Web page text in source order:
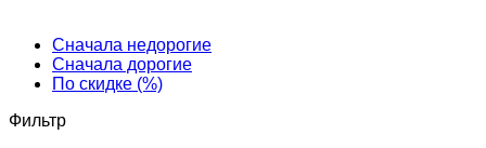
Cначала недорогие
Cначала дорогие
По скидке (%)
Фильтр